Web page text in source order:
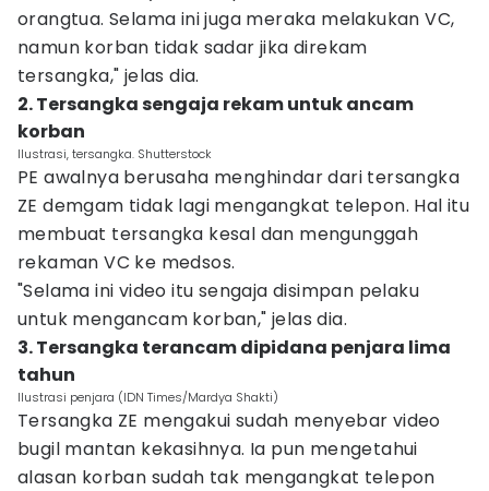
orangtua. Selama ini juga meraka melakukan VC,
namun korban tidak sadar jika direkam
tersangka," jelas dia.
2. Tersangka sengaja rekam untuk ancam
korban
Ilustrasi, tersangka. Shutterstock
PE awalnya berusaha menghindar dari tersangka
ZE demgam tidak lagi mengangkat telepon. Hal itu
membuat tersangka kesal dan mengunggah
rekaman VC ke medsos.
"Selama ini video itu sengaja disimpan pelaku
untuk mengancam korban," jelas dia.
3. Tersangka terancam dipidana penjara lima
tahun
Ilustrasi penjara (IDN Times/Mardya Shakti)
Tersangka ZE mengakui sudah menyebar video
bugil mantan kekasihnya. Ia pun mengetahui
alasan korban sudah tak mengangkat telepon